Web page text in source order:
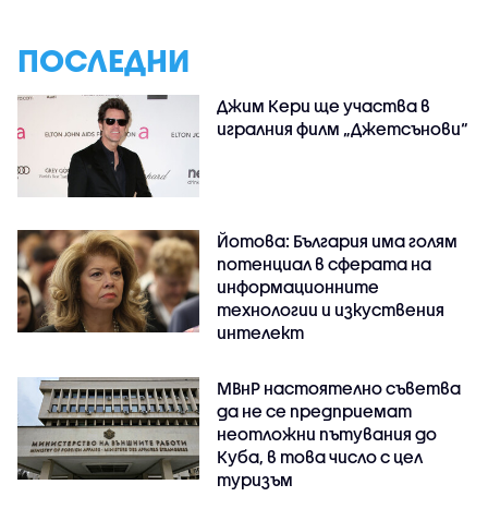
ПОСЛЕДНИ
Джим Кери ще участва в
игралния филм „Джетсънови“
Йотова: България има голям
потенциал в сферата на
информационните
технологии и изкуствения
интелект
МВнР настоятелно съветва
да не се предприемат
неотложни пътувания до
Куба, в това число с цел
туризъм